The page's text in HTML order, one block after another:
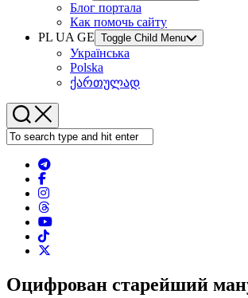
Блог портала
Как помочь сайту
PL UA GE Toggle Child Menu
Українська
Polska
ქართულად
Оцифрован старейший